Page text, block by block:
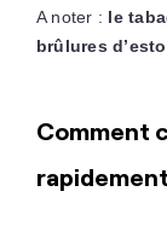
A noter : le
brûlures
Comment